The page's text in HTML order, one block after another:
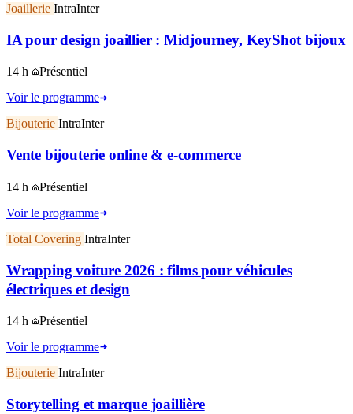
Joaillerie IntraInter
IA pour design joaillier : Midjourney, KeyShot bijoux
14 h
Présentiel
Voir le programme
Bijouterie IntraInter
Vente bijouterie online & e-commerce
14 h
Présentiel
Voir le programme
Total Covering IntraInter
Wrapping voiture 2026 : films pour véhicules
électriques et design
14 h
Présentiel
Voir le programme
Bijouterie IntraInter
Storytelling et marque joaillière